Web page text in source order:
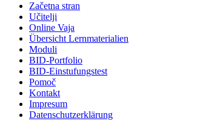
Začetna stran
Učitelji
Online Vaja
Übersicht Lernmaterialien
Moduli
BID-Portfolio
BID-Einstufungstest
Pomoč
Kontakt
Impresum
Datenschutzerklärung